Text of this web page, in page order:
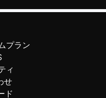
プラン
ィ
せ
ド